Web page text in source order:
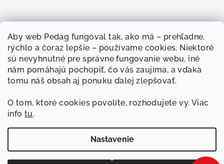
Aby web Pedag fungovaltak, ako má – prehľadne,
rýchlo a čoraz lepšie – používame cookies. Niektoré
sú nevyhnutné pre správnefungovanie webu, iné
nám pomáhajú pochopiť, čovás zaujíma, avďaka
tomu náš obsah aj ponukuďalej zlepšovať.
O tom, ktoré cookies povolíte, rozhodujetevy. Viac
info tu.
Nastavenie
Sledovať na Instagrame
Upraviť